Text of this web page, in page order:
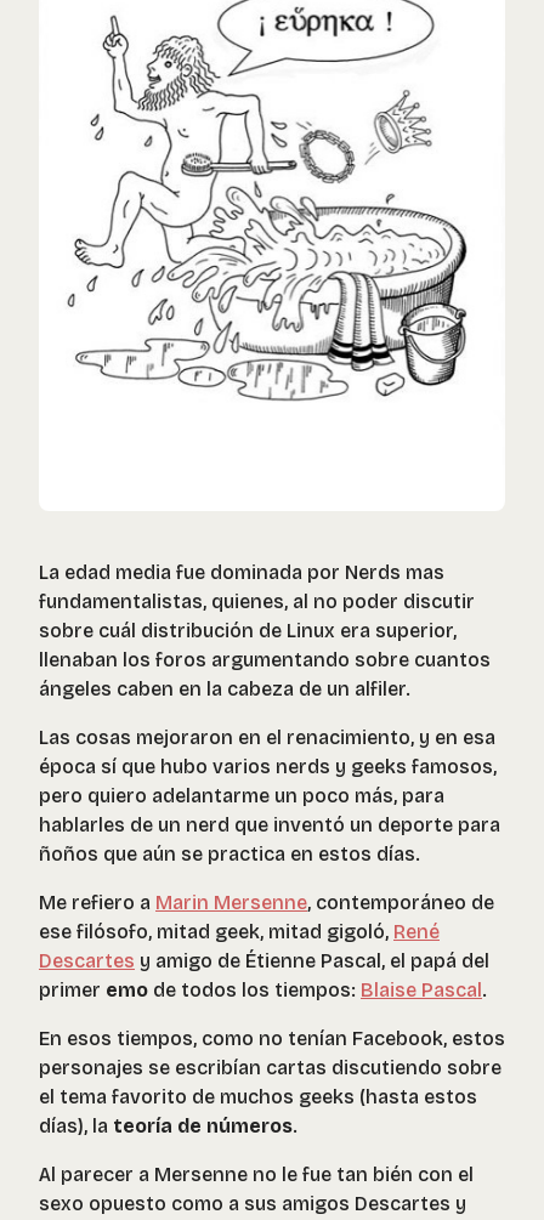
La edad media fue dominada por Nerds mas
fundamentalistas, quienes, al no poder discutir
sobre cuál distribución de Linux era superior,
llenaban los foros argumentando sobre cuantos
ángeles caben en la cabeza de un alfiler.
Las cosas mejoraron en el renacimiento, y en esa
época sí que hubo varios nerds y geeks famosos,
pero quiero adelantarme un poco más, para
hablarles de un nerd que inventó un deporte para
ñoños que aún se practica en estos días.
Me refiero a Marin Mersenne, contemporáneo de
ese filósofo, mitad geek, mitad gigoló, René
Descartes y amigo de Étienne Pascal, el papá del
primer emo de todos los tiempos: Blaise Pascal.
En esos tiempos, como no tenían Facebook, estos
personajes se escribían cartas discutiendo sobre
el tema favorito de muchos geeks (hasta estos
días), la teoría de números.
Al parecer a Mersenne no le fue tan bién con el
sexo opuesto como a sus amigos Descartes y